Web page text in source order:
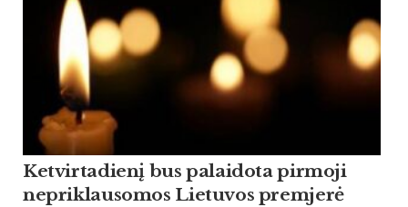
Ketvirtadienį bus palaidota pirmoji
nepriklausomos Lietuvos premjerė